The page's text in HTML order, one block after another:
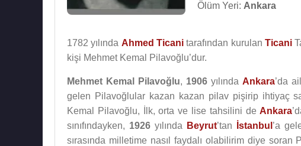
Ölüm Yeri: Ankara
1782 yılında Ahmed Ticanitarafından kurulan Ticani
kişi Mehmet Kemal Pilavoğlu’dur.
Mehmet Kemal Pilavoğlu, 1906 yılında Ankara’da
gelen Pilavoğlular kazan kazan pilav pişirip ihtiyaç
Kemal Pilavoğlu, İlk, orta ve lise tahsilini deAnkara
sınıfındayken, 1926yılında Beyrut’tan İstanbul ’a
sırasında milletime nasıl faydalı olabilirim diye